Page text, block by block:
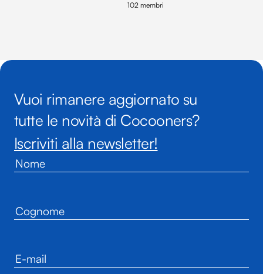
102 membri
Vuoi rimanere aggiornato su
tutte le novità di Cocooners?
Iscriviti alla newsletter!